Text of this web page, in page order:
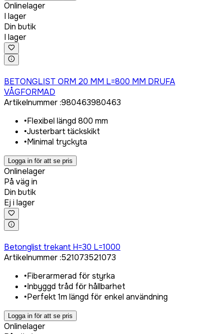
Onlinelager
I lager
Din butik
I lager
BETONGLIST ORM 20 MM L=800 MM DRUFA
VÅGFORMAD
Artikelnummer:980463980463
•Flexibel längd 800 mm
•Justerbart täckskikt
•Minimal tryckyta
Logga in för att se pris
Onlinelager
På väg in
Din butik
Ej i lager
Betonglist trekant H=30 L=1000
Artikelnummer:521073521073
•Fiberarmerad för styrka
•Inbyggd tråd för hållbarhet
•Perfekt 1m längd för enkel användning
Logga in för att se pris
Onlinelager